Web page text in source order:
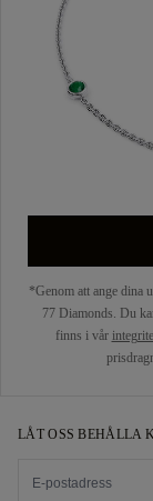
*Genom att ange dina
77 Diamonds. Du
finns i vår
LÅT OSS BEHÅLLA